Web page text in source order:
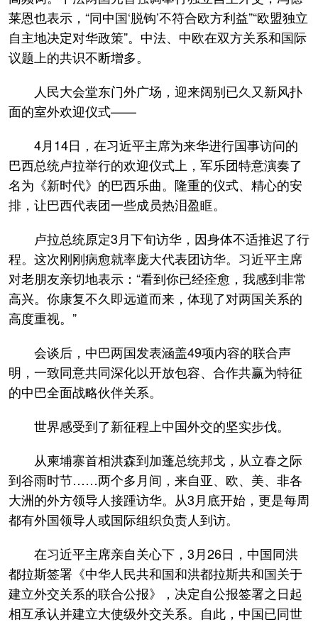
莱恩也表示，“同中国‘脱钩’不符合欧方利益”“欧盟独立
自主地决定对华政策”。中法、中欧在双方关系和国际
议题上的共识不断增多。
人民大会堂东门外广场，迎来阔别已久又新风扑
面的室外欢迎仪式——
4月14日，在习近平主席为来华进行国事访问的
巴西总统卢拉举行的欢迎仪式上，军乐团特意演奏了
名为《新时代》的巴西乐曲。隆重的仪式、精心的安
排，让巴西代表团一些成员热泪盈眶。
卢拉总统原定3月下旬访华，因身体不适推迟了行
程。这次刚刚病愈就率庞大代表团访华。习近平主席
对老朋友亲切地表示：“看到你已经痊愈，我感到非常
高兴。你康复不久即远道而来，体现了对两国关系的
高度重视。”
会谈后，中巴两国发表涵盖49项内容的联合声
明，一致同意共同深化以开放包容、合作共赢为特征
的中巴全面战略伙伴关系。
世界感受到了新征程上中国外交的坚实步伐。
从柬埔寨首相洪森到加蓬总统邦戈，从立春之际
到谷雨时节……两个多月间，来自亚、欧、美、非各
大洲的外方领导人接踵访华。从3月底开始，更是每周
都有外国领导人或国际组织负责人到访。
在习近平主席亲自关心下，3月26日，中国同洪
都拉斯签署《中华人民共和国和洪都拉斯共和国关于
建立外交关系的联合公报》，决定自公报签署之日起
相互承认并建立大使级外交关系。自此，中国已同世